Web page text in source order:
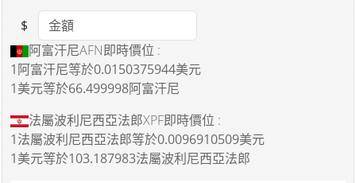
Amount
$
阿富汗尼AFN即時價位 :
1阿富汗尼等於0.0150375944美元
1美元等於66.499998阿富汗尼
法屬波利尼西亞法郎XPF即時價位 :
1法屬波利尼西亞法郎等於0.0096910509美元
1美元等於103.187983法屬波利尼西亞法郎